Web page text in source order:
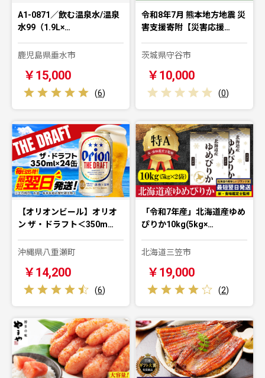
A1-0871／飲む温泉水/温泉
水99（1.9L×…
鹿児島県垂水市
￥15,000
(6)
令和8年7月 熊本地方地震 災
害支援寄附【災害応援…
茨城県守谷市
￥10,000
(0)
【オリオンビール】オリオ
ン ザ・ドラフト＜350m…
沖縄県八重瀬町
￥14,200
(6)
「令和7年産」北海道産ゆめ
ぴりか10kg(5kg×…
北海道三笠市
￥19,000
(2)